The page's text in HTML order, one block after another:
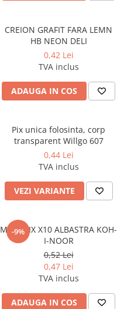
CREION GRAFIT FARA LEMN
HB NEON DELI
0,42 Lei
TVA inclus
ADAUGA IN COS
Pix unica folosinta, corp
transparent Willgo 607
0,44 Lei
TVA inclus
VEZI VARIANTE
-9%
MINA PIX X10 ALBASTRA KOH-
I-NOOR
0,52 Lei
0,47 Lei
TVA inclus
ADAUGA IN COS